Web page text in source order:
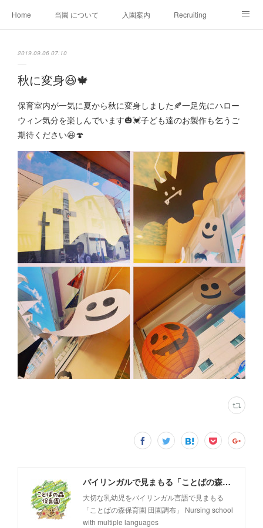
Home 当園 について 入園案内 Recruiting
2019.09.06 07:10
秋に変身😆🍁
保育室内が一気に夏から秋に変身しました🍂一足先にハロー
ウィン気分を楽しんでいます🎃💓子ども達のお製作も乞うご
期待ください😆🍄
バイリンガルで見まもる「ことばの森保育園 田園調布」
大切な乳幼児をバイリンガル言語で見まもる
「ことばの森保育園 田園調布」 Nursing school
with multiple languages